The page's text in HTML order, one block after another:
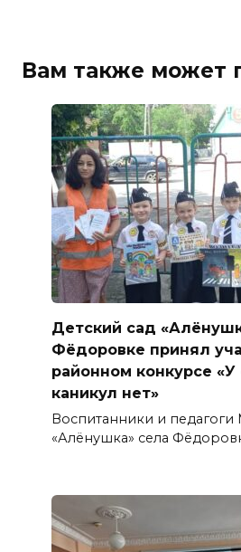
Вам также может
Детский сад
Фёдоровке принял
районном конкурсе «У
каникул нет»
Воспитанники и
«Алёнушка» села